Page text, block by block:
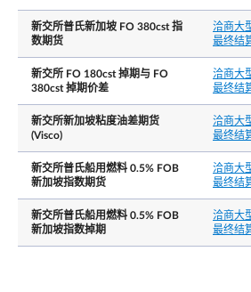
每日价格涨跌幅限 N.A.
格
现金结算使用期
每日现货评估的
除非交易所另行
根据交易规则
超过新交所时不
且头寸是市场交
仓总和，则投资
新交所普氏新加坡 FO 380cst 指
数期货
洽商大
最终结
新交所 FO 180cst 掉期与 FO
380cst 掉期价差
洽商大
最终结
新交所新加坡粘度油差期货
(Visco)
洽商大
最终结
新交所普氏船用燃料 0.5% FOB
新加坡指数期货
洽商大
最终结
新交所普氏船用燃料 0.5% FOB
新加坡指数掉期
洽商大
最终结